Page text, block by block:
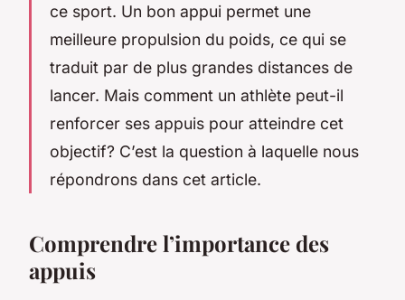
ce sport. Un bon appui permet une
meilleure propulsion du poids, ce qui se
traduit par de plus grandes distances de
lancer. Mais comment un athlète peut-il
renforcer ses appuis pour atteindre cet
objectif? C’est la question à laquelle nous
répondrons dans cet article.
Comprendre l’importance des
appuis